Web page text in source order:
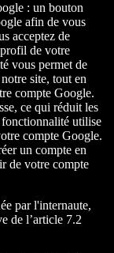
: un bouton
afin de vous
acceptez de
de votre
vous permet de
site, tout en
compte Google.
ce qui réduit les
fonctionnalité utilise
compte Google.
un compte en
de votre compte
par l'internaute,
de l’article 7.2